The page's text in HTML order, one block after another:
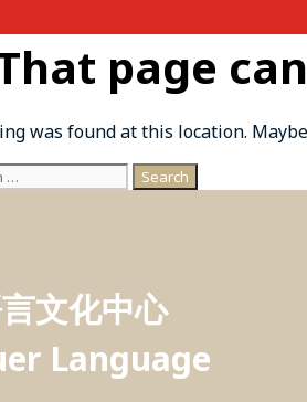
page
was found at this location.
文化中心
Language